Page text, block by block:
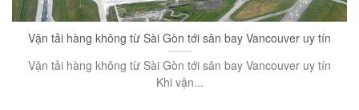
Vận tải hàng không từ Sài Gòn tới sân bay Vancouver uy tín
Vận tải hàng không từ Sài Gòn tới sân bay Vancouver uy tín
Khi vận...